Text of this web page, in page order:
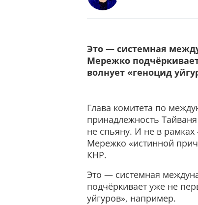
Это — системная
Мережко
волнует «геноцид
Глава комитета по
принадлежность
не спьяну. И не в
Мережко «истинной
КНР.
Это — системная
подчёркивает уже не
уйгуров», например.